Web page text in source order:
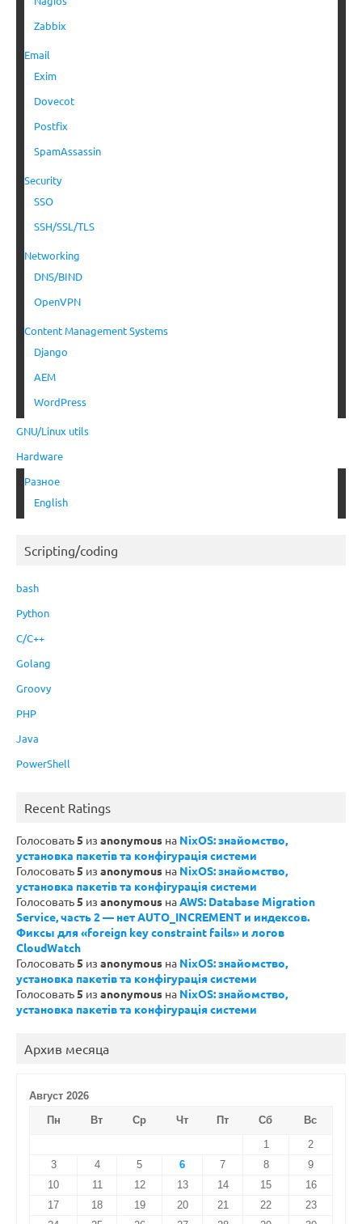
Zabbix
Email
Exim
Dovecot
Postfix
SpamAssassin
Security
SSO
SSH/SSL/TLS
Networking
DNS/BIND
OpenVPN
Content Management Systems
Django
AEM
WordPress
GNU/Linux utils
Hardware
Разное
English
Scripting/coding
bash
Python
C/C++
Golang
Groovy
PHP
Java
PowerShell
Recent Ratings
Голосовать5 из anonymous на NixOS: знайомство,
установка пакетів та конфігурація системи
Голосовать5 из anonymous на NixOS: знайомство,
установка пакетів та конфігурація системи
Голосовать5 из anonymous наAWS: Database Migration
Service, часть 2 — нет AUTO_INCREMENT и индексов.
Фиксы для «foreign key constraint fails» и логов
CloudWatch
Голосовать5 из anonymous на NixOS: знайомство,
установка пакетів та конфігурація системи
Голосовать5 из anonymous на NixOS: знайомство,
установка пакетів та конфігурація системи
Архив месяца
Август 2026
Пн
Вт Ср Чт Пт Сб
Вс
1
2
3
4 5 6 7 8
9
10
11 12 13 14 15
16
17
18 19 20 21 22
23